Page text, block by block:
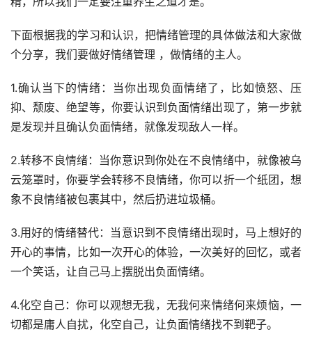
下面根据我的学习和认识，把情绪管理的具体做法和大家做
个分享，我们要做好情绪管理 ，做情绪的主人。
1.确认当下的情绪：当你出现负面情绪了，比如愤怒、压
抑、颓废、绝望等，你要认识到负面情绪出现了，第一步就
是发现并且确认负面情绪，就像发现敌人一样。
2.转移不良情绪：当你意识到你处在不良情绪中，就像被乌
云笼罩时，你要学会转移不良情绪，你可以折一个纸团，想
象不良情绪被包裹其中，然后扔进垃圾桶。
3.用好的情绪替代：当意识到不良情绪出现时，马上想好的
开心的事情，比如一次开心的体验，一次美好的回忆，或者
一个笑话，让自己马上摆脱出负面情绪。
4.化空自己：你可以观想无我，无我何来情绪何来烦恼，一
切都是庸人自扰，化空自己，让负面情绪找不到靶子。